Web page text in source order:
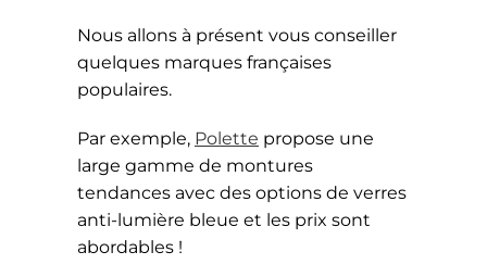
Nous allons à présent vous conseiller
quelques marques françaises
populaires.
Par exemple, Polette propose une
large gamme de montures
tendances avec des options de verres
anti-lumière bleue et les prix sont
abordables !